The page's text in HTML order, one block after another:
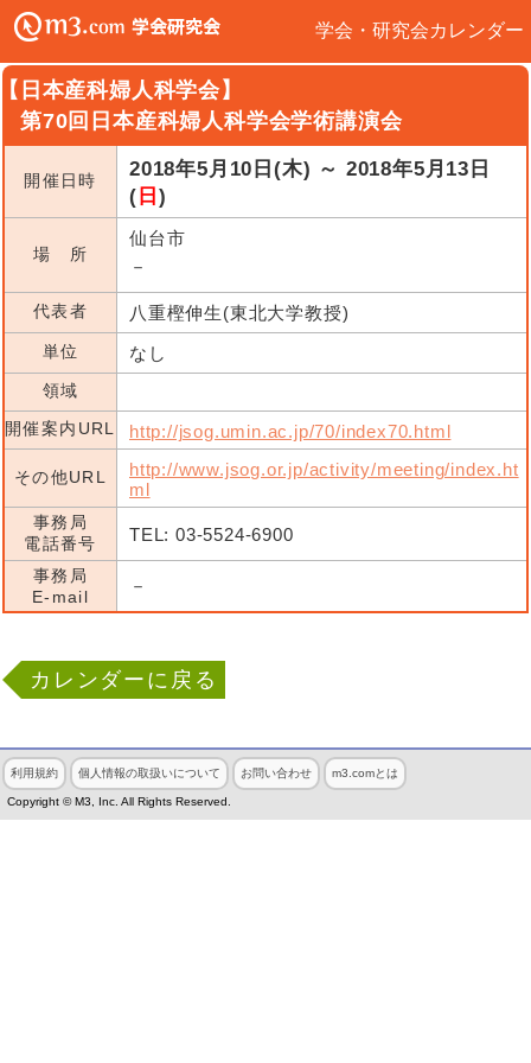
学会・研究会カレンダー
日本産科婦人科学会】
第70回日本産科婦人科学会学術講演会
開催日時
2018年5月10日(木) ～ 2018年5月13日
( 日 )
場 所
仙台市
－
代表者 八重樫伸生(東北大学教授)
単位 なし
領域
開催案内URL
http://jsog.umin.ac.jp/70/index70.html
その他URL
http://www.jsog.or.jp/activity/meeting/index.ht
ml
事務局
電話番号
TEL: 03-5524-6900
事務局
E-mail
－
カレンダーに戻る
利用規約 個人情報の取扱いについて お問い合わせ m3.comとは
Copyright © M3, Inc. All Rights Reserved.